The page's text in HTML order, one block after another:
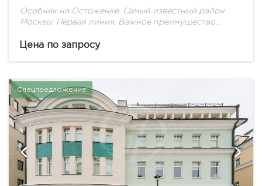
Особняк на Остоженке. Самый известный район
Москвы. Первая линия. Важное преимущество
года постройки., Была проведена полная
Цена по запросу
Спецпредложение